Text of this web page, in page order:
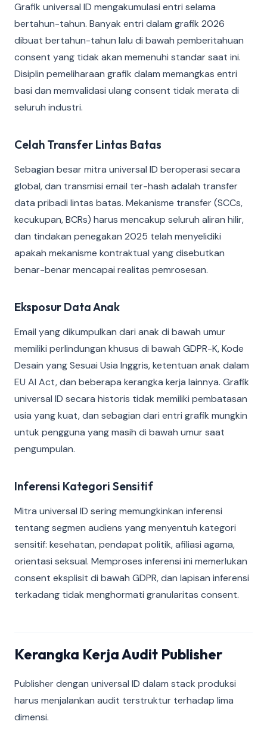
Grafik universal ID mengakumulasi entri selama
bertahun-tahun. Banyak entri dalam grafik 2026
dibuat bertahun-tahun lalu di bawah pemberitahuan
consent yang tidak akan memenuhi standar saat ini.
Disiplin pemeliharaan grafik dalam memangkas entri
basi dan memvalidasi ulang consent tidak merata di
seluruh industri.
Celah Transfer Lintas Batas
Sebagian besar mitra universal ID beroperasi secara
global, dan transmisi email ter-hash adalah transfer
data pribadi lintas batas. Mekanisme transfer (SCCs,
kecukupan, BCRs) harus mencakup seluruh aliran hilir,
dan tindakan penegakan 2025 telah menyelidiki
apakah mekanisme kontraktual yang disebutkan
benar-benar mencapai realitas pemrosesan.
Eksposur Data Anak
Email yang dikumpulkan dari anak di bawah umur
memiliki perlindungan khusus di bawah GDPR-K, Kode
Desain yang Sesuai Usia Inggris, ketentuan anak dalam
EU AI Act, dan beberapa kerangka kerja lainnya. Grafik
universal ID secara historis tidak memiliki pembatasan
usia yang kuat, dan sebagian dari entri grafik mungkin
untuk pengguna yang masih di bawah umur saat
pengumpulan.
Inferensi Kategori Sensitif
Mitra universal ID sering memungkinkan inferensi
tentang segmen audiens yang menyentuh kategori
sensitif: kesehatan, pendapat politik, afiliasi agama,
orientasi seksual. Memproses inferensi ini memerlukan
consent eksplisit di bawah GDPR, dan lapisan inferensi
terkadang tidak menghormati granularitas consent.
Kerangka Kerja Audit Publisher
Publisher dengan universal ID dalam stack produksi
harus menjalankan audit terstruktur terhadap lima
dimensi.